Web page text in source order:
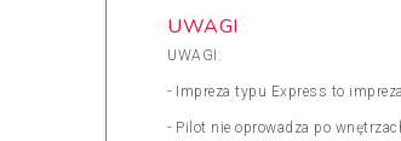
UWAGI
UWAGI:
- Impreza typu Express to
- Pilot nie oprowadza po